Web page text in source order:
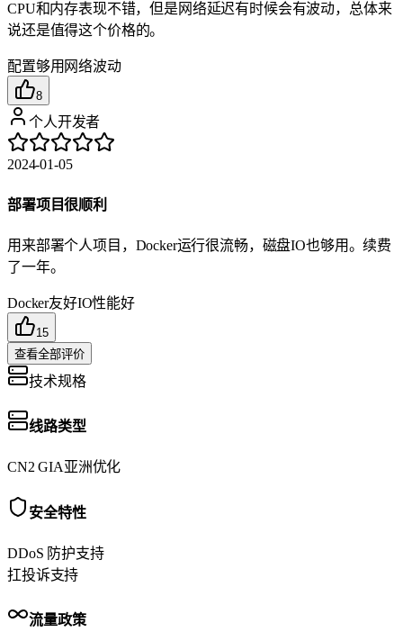
CPU和内存表现不错，但是网络延迟有时候会有波动，总体来
说还是值得这个价格的。
配置够用 网络波动
8
个人开发者
2024-01-05
部署项目很顺利
用来部署个人项目，Docker运行很流畅，磁盘IO也够用。续费
了一年。
Docker友好IO性能好
15
查看全部评价
技术规格
线路类型
CN2 GIA亚洲优化
安全特性
DDoS 防护支持
扛投诉支持
流量政策